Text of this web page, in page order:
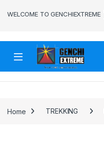
WELCOME TO GENCHIEXTREME
Home TREKKING